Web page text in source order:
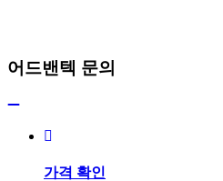
어드밴텍 문의
가격 확인